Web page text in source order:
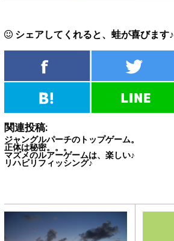
シェアしてくれると、蛙が喜びます♪
関連投稿:
ジャングルパーチのトップゲーム。
正体は秘密。。。
マズメのルアーゲームは、楽しい♪
リハビリフィッシング♪